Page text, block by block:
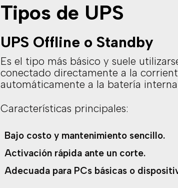
Tipos de UPS
UPS Offline o Standby
Es el tipo más básico y suele
conectado directamente a la
automáticamente a la batería
Características principales:
Bajo costo y mantenimiento sencillo.
Activación rápida ante un corte.
Adecuada para PCs básicas o